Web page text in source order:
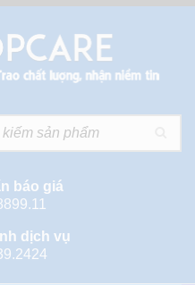
báo giá
dịch vụ